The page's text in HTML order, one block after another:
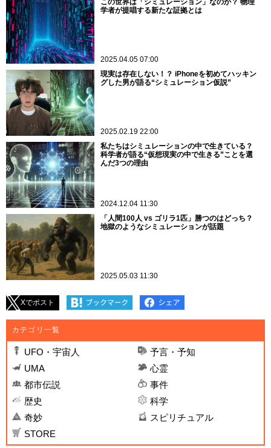
学者が提唱する新たな証拠とは
2025.04.05 07:00
現実は存在しない！？ iPhoneを初めてハッキン
グした男が語る“シミュレーション仮説”
2025.02.19 22:00
私たちはシミュレーションの中で生きている？
科学者が語る“仮想現実の中で生きる”ことを選
んだ3つの理由
2024.12.04 11:30
「人間100人 vs ゴリラ1匹」勝つのはどっち？
地獄のようなシミュレーションが話題
2025.05.03 11:30
Xでポスト
カテゴリ一覧
UFO・宇宙人
予言・予知
UMA
心霊
都市伝説
事件
歴史
科学
奇妙
スピリチュアル
STORE